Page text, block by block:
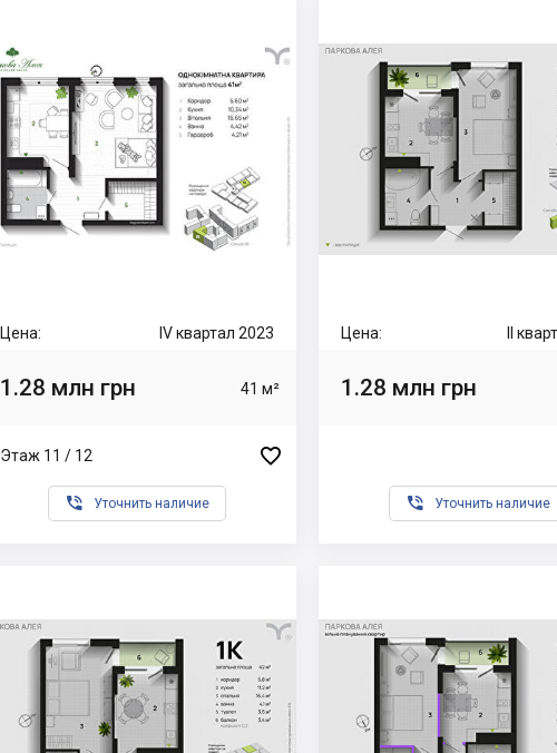
Цена: IV квартал 2023
1.28 млн грн 41 м²
Этаж 11 / 12 
 Уточнить наличие
Цена: II
1.28 млн грн
 Уточнить наличие